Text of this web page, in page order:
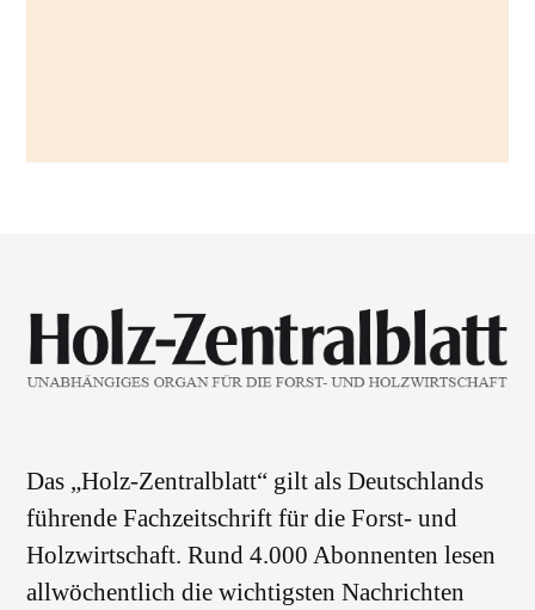
Das „Holz-Zentralblatt“ gilt als Deutschlands
führende Fachzeitschrift für die Forst- und
Holzwirtschaft. Rund 4.000 Abonnenten lesen
allwöchentlich die wichtigsten Nachrichten